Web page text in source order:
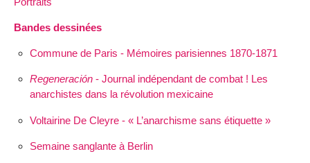
Bandes dessinées
Commune de Paris - Mémoires parisiennes 1870-1871
Regeneración- Journal indépendant de combat ! Les
anarchistes dans la révolution mexicaine
Voltairine De Cleyre - « L’anarchisme sans étiquette »
Semaine sanglante à Berlin